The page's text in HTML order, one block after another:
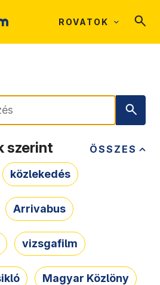
ROVATOK
ÖSSZES
szerint
közlekedés
Arrivabus
vizsgafilm
Magyar Közlöny